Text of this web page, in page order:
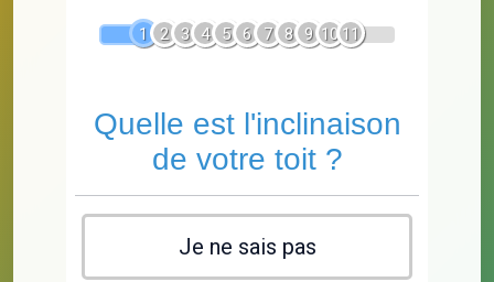
1 2 3 4 5 6 7 8 9 10 11
Quelle est l'inclinaison
de votre toit ?
Je ne sais pas